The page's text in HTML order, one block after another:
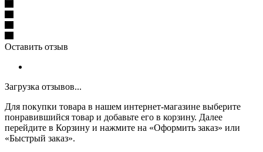
Оставить отзыв
Загрузка отзывов...
Для покупки товара в нашем интернет-магазине выберите
понравившийся товар и добавьте его в корзину. Далее
перейдите в Корзину и нажмите на «Оформить заказ» или
«Быстрый заказ».